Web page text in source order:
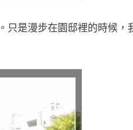
只是漫步在園邸裡的時候